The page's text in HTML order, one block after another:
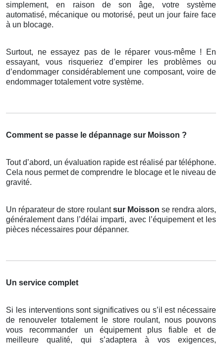
simplement, en raison de son âge, votre système
automatisé, mécanique ou motorisé, peut un jour faire face
à un blocage.
Surtout, ne essayez pas de le réparer vous-même ! En
essayant, vous risqueriez d’empirer les problèmes ou
d’endommager considérablement une composant, voire de
endommager totalement votre système.
Comment se passe le dépannage sur Moisson ?
Tout d’abord, un évaluation rapide est réalisé par téléphone.
Cela nous permet de comprendre le blocage et le niveau de
gravité.
Un réparateur de store roulantsur Moisson se rendra alors,
généralement dans l’délai imparti, avec l’équipement et les
pièces nécessaires pour dépanner.
Un service complet
Si les interventions sont significatives ou s’il est nécessaire
de renouveler totalement le store roulant, nous pouvons
vous recommander un équipement plus fiable et de
meilleure qualité, qui s’adaptera à vos exigences,